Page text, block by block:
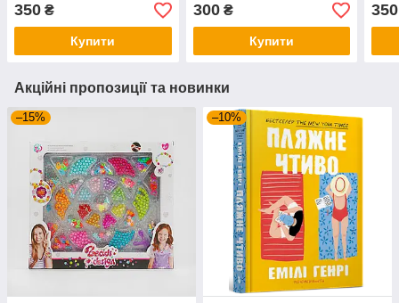
350 ₴
Купити
300₴
Купити
350
Акційні пропозиції та новинки
–15% –10%